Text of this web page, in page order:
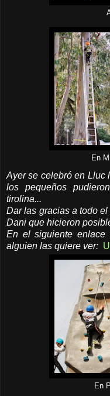
En
Ayer se celebró en Lluc
los pequeños
tirolina...
Dar las gracias a todo
Dani que hicieron
En el siguiente
alguien las quiere ver:
En